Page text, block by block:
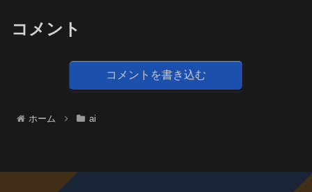
コメント
コメントを書き込む
ホーム ai